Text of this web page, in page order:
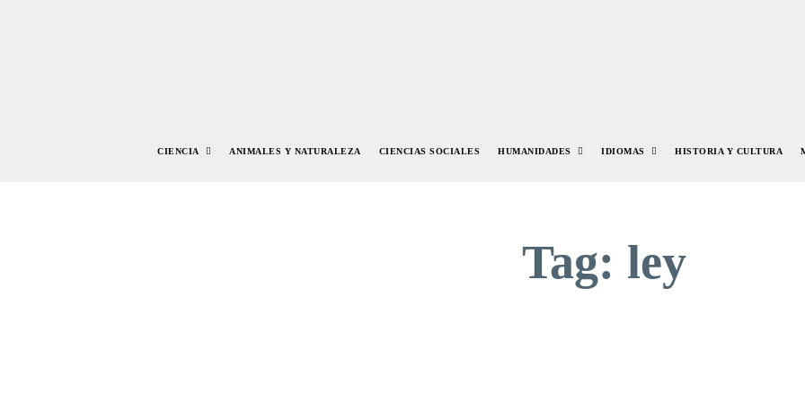
CIENCIA ANIMALES Y NATURALEZA CIENCIAS SOCIALES HUMANIDADES IDIOMAS HISTORIA Y CULTURA
Tag: ley